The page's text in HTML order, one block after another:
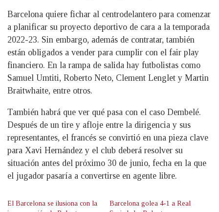
Barcelona quiere fichar al centrodelantero para comenzar
a planificar su proyecto deportivo de cara a la temporada
2022-23. Sin embargo, además de contratar, también
están obligados a vender para cumplir con el fair play
financiero. En la rampa de salida hay futbolistas como
Samuel Umtiti, Roberto Neto, Clement Lenglet y Martin
Braitwhaite, entre otros.
También habrá que ver qué pasa con el caso Dembelé.
Después de un tire y afloje entre la dirigencia y sus
representantes, el francés se convirtió en una pieza clave
para Xavi Hernández y el club deberá resolver su
situación antes del próximo 30 de junio, fecha en la que
el jugador pasaría a convertirse en agente libre.
El Barcelona se ilusiona con la
Barcelona golea 4-1 a Real